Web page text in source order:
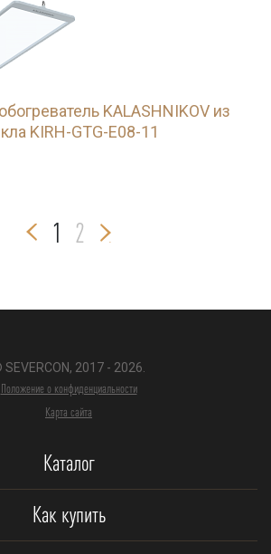
KALASHNIKOV из
KIRH-GTG-E08-11
1 2
SEVERCON, 2017 - 2026.
Положение о конфиденциальности
Карта сайта
Каталог
Как купить